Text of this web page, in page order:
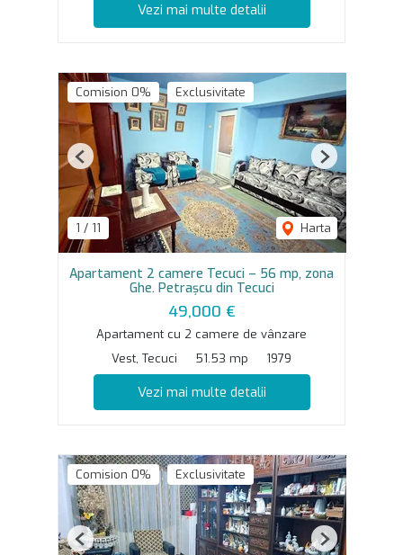
Vezi mai multe detalii
Comision 0% Exclusivitate
1 / 11 Harta
Previous Next
Apartament 2 camere Tecuci – 56 mp, zona
Ghe. Petrașcu din Tecuci
49,000 €
Apartament cu 2 camere de vânzare
Vest, Tecuci
51.53 mp 1979
Vezi mai multe detalii
Comision 0% Exclusivitate
Previous Next